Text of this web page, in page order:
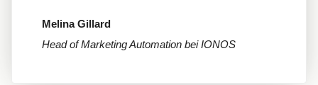
Melina Gillard
Head of Marketing Automation bei IONOS